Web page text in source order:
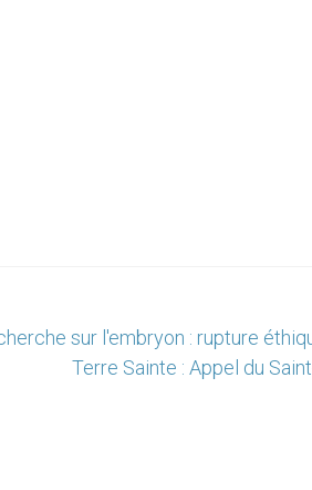
sur l'embryon : rupture
Terre Sainte : Appel du